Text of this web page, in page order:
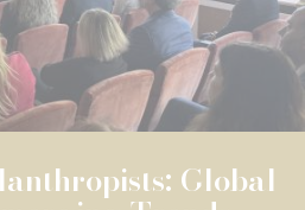
UNIVERSELLE BILDUNG
de Luxembourg